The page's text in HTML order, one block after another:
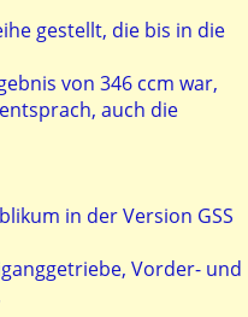
gestellt, die bis in die
von 346 ccm war,
auch die
in der Version GSS
Vorder- und